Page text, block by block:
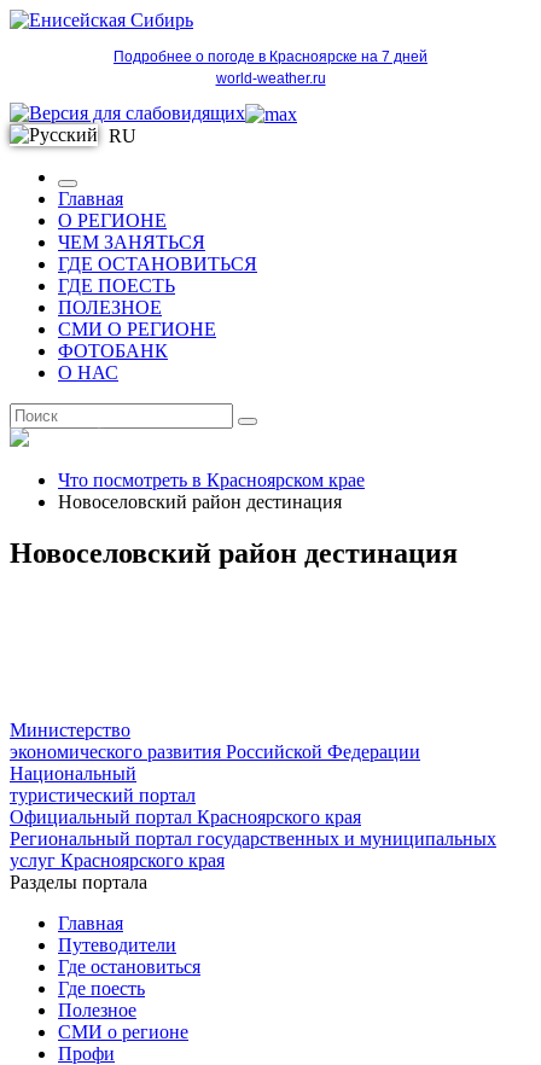
Подробнее о погоде в Красноярске на 7 дней
world-weather.ru
RU
Главная
О РЕГИОНЕ
ЧЕМ ЗАНЯТЬСЯ
ГДЕ ОСТАНОВИТЬСЯ
ГДЕ ПОЕСТЬ
ПОЛЕЗНОЕ
СМИ О РЕГИОНЕ
ФОТОБАНК
О НАС
Что посмотреть в Красноярском крае
Новоселовский район дестинация
Новоселовский район дестинация
Министерство
экономического развития Российской Федерации
Национальный
туристический портал
Официальный портал Красноярского края
Региональный портал государственных и муниципальных
услуг Красноярского края
Разделы портала
Главная
Путеводители
Где остановиться
Где поесть
Полезное
СМИ о регионе
Профи